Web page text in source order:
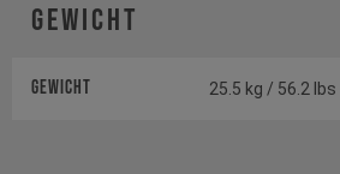
Gewicht
Gewicht 25.5 kg / 56.2 lbs